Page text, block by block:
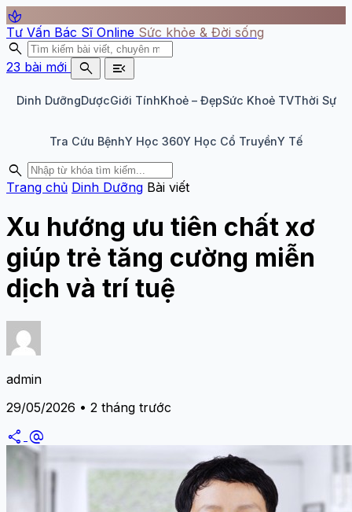
spa
Tư Vấn Bác Sĩ Online Sức khỏe & Đời sống
search
23 bài mới search menu_open
Dinh DưỡngDượcGiới TínhKhoẻ – ĐẹpSức Khoẻ TVThời Sự
Tra Cứu BệnhY Học 360Y Học Cổ TruyềnY Tế
search
Trang chủ Dinh Dưỡng Bài viết
Xu hướng ưu tiên chất xơ
giúp trẻ tăng cường miễn
dịch và trí tuệ
admin
29/05/2026 • 2 tháng trước
share alternate_email